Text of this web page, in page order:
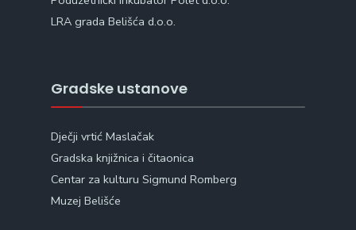
LRA grada Belišća d.o.o.
Gradske ustanove
Dječji vrtić Maslačak
Gradska knjižnica i čitaonica
Centar za kulturu Sigmund Romberg
Muzej Belišće